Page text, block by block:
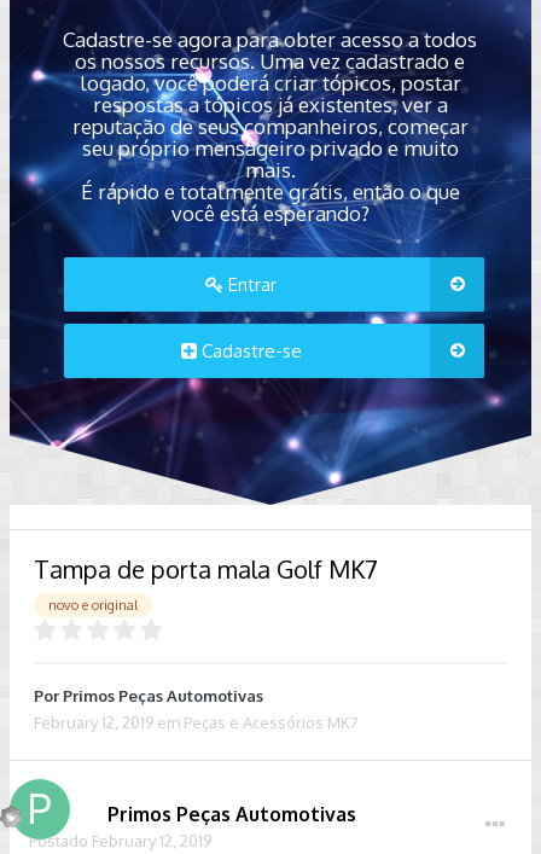
Cadastre-se agora para obter acesso a todos
os nossos recursos. Uma vez cadastrado e
logado, você poderá criar tópicos, postar
respostas a tópicos já existentes, ver a
reputação de seus companheiros, começar
seu próprio mensageiro privado e muito
mais.
É rápido e totalmente grátis, então o que
você está esperando?
Entrar
Cadastre-se
Tampa de porta mala Golf MK7
novo e original
Por Primos Peças Automotivas
February 12, 2019 em Peças e Acessórios MK7
Primos Peças Automotivas
Postado February 12, 2019